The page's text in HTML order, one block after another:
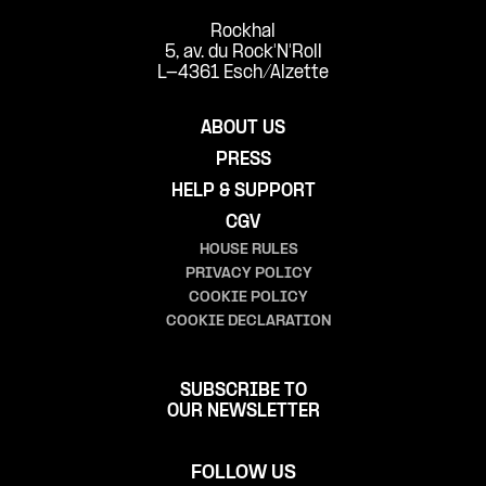
Rockhal
5, av. du Rock'N'Roll
L-4361 Esch/Alzette
ABOUT US
PRESS
HELP & SUPPORT
CGV
HOUSE RULES
PRIVACY POLICY
COOKIE POLICY
COOKIE DECLARATION
SUBSCRIBE TO
OUR NEWSLETTER
FOLLOW US